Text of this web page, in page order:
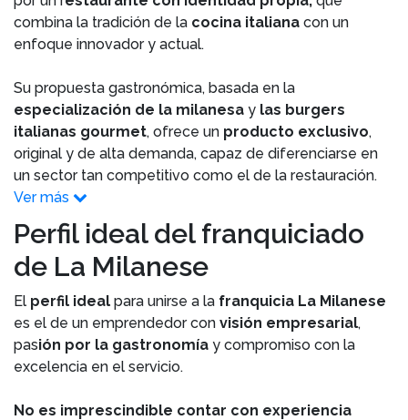
combina la tradición de la cocina italiana con un
enfoque innovador y actual.
Su propuesta gastronómica, basada en la
especialización de la milanesa y las burgers
italianas gourmet, ofrece un producto exclusivo,
original y de alta demanda, capaz de diferenciarse en
un sector tan competitivo como el de la restauración.
Ver más
Perfil ideal del franquiciado
de La Milanese
El perfil ideal para unirse a la franquicia La Milanese
es el de un emprendedor con visión empresarial,
pasión por la gastronomía y compromiso con la
excelencia en el servicio.
No es imprescindible contar con experiencia